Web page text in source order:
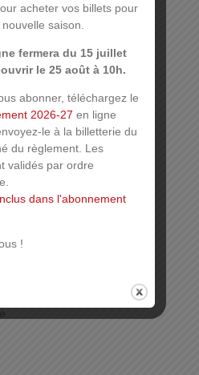
de Mulhouse,
acheter vos billets pour
saison.
fermera du 15 juillet
le 25 août à 10h.
abonner, téléchargez le
2026-27 en ligne
le à la billetterie du
du règlement. Les
validés par ordre
dans l'abonnement
!